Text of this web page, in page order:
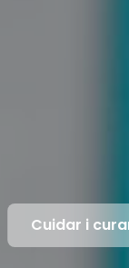
Cuidar i